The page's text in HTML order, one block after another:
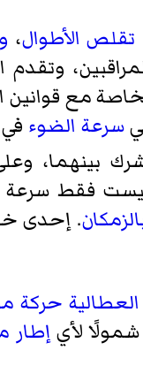
تقلص الأطوال،
وتقدم
مع قوانين
سرعة الضوء في
بينهما،
فقط سرعة
. إحدى
حركة
شمولًا لأيإطار